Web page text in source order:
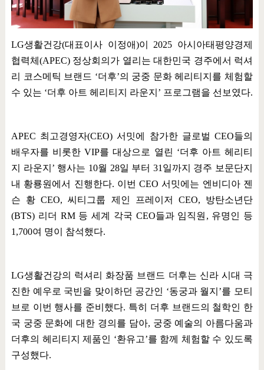
LG생활건강(대표이사 이정애)이 2025 아시아태평양경제
협력체 (APEC) 정상회의가 열리는 대한민국 경주에서 럭셔
리 코스메틱 브랜드 ‘더후’의 궁중 문화 헤리티지를 체험할
수 있는 ‘더후 아트 헤리티지 라운지 ’ 프로그램을 선보였다.
APEC 최고경영자(CEO)서밋에 참가한 글로벌CEO들의
배우자를 비롯한VIP를 대상으로 열린 ‘더후 아트 헤리티
지 라운지 ’ 행사는 10월 28일 부터 31 일까지 경주 보문단지
내 황룡원에서 진행한다. 이번CEO서밋에는 엔비디아 젠
슨 황CEO,씨티그룹 제인 프레이저 CEO, 방탄소년단
(BTS) 리더 RM 등 세계 각국 CEO들과 임직원 , 유명인 등
1,700여 명이 참석했다.
LG생활건강의 럭셔리 화장품 브랜드 더후는 신라 시대 극
진한 예우로 국빈을 맞이하던 공간인 ‘동궁과 월지 ’를 모티
브로 이번 행사를 준비했다. 특히 더후 브랜드의 철학인 한
국 궁중 문화에 대한 경의를 담아, 궁중 예술의 아름다움과
더후의 헤리티지 제품인 ‘환유고’를 함께 체험할 수 있도록
구성했다.